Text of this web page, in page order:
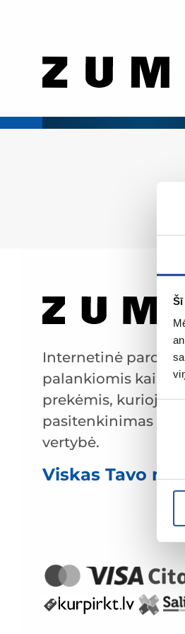
Internetinė
palankiomis
prekėmis, kurioje
pasitenkinimas yra
vertybė.
Viskas Tavo